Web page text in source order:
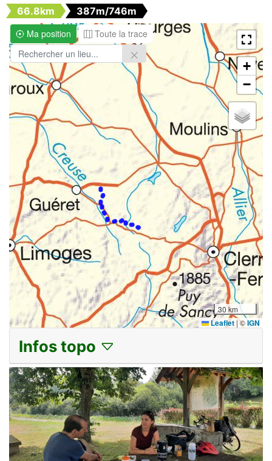
66.8km
387m/746m
Ma position
Toute la trace
+
−
30 km
Leaflet |©IGN
Infos topo